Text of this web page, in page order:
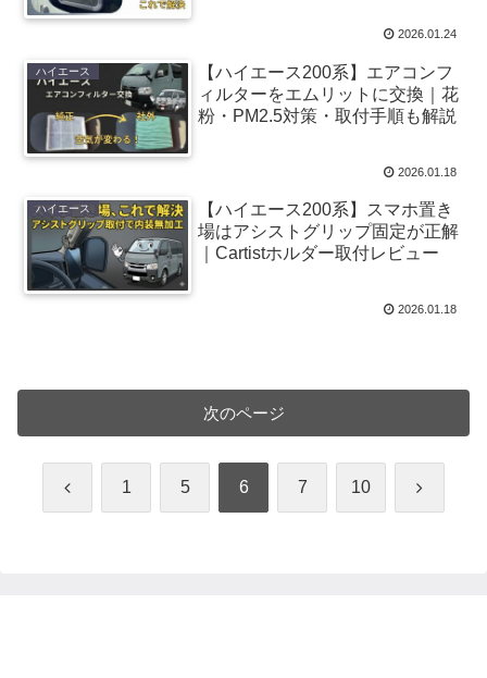
2026.01.24
ハイエース
【ハイエース200系】エアコンフ
ィルターをエムリットに交換｜花
粉・PM2.5対策・取付手順も解説
2026.01.18
ハイエース
【ハイエース200系】スマホ置き
場はアシストグリップ固定が正解
｜Cartistホルダー取付レビュー
2026.01.18
次のページ
前 1 5 6 7 10 次